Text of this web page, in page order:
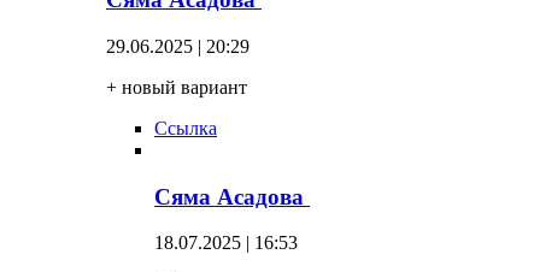
29.06.2025 | 20:29
+ новый вариант
Ссылка
Сяма Асадова
18.07.2025 | 16:53